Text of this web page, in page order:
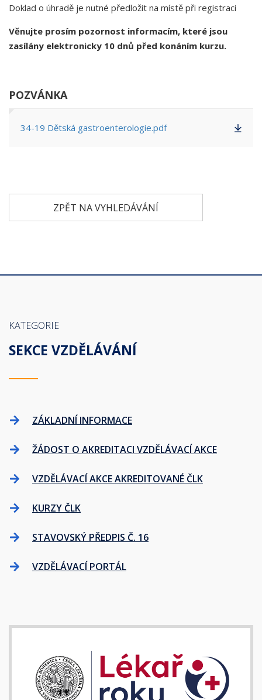
Doklad o úhradě je nutné předložit na místě při registraci
Věnujte prosím pozornost informacím, které jsou
zasílány elektronicky 10 dnů před konáním kurzu.
POZVÁNKA
34-19 Dětská gastroenterologie.pdf
ZPĚT NA VYHLEDÁVÁNÍ
KATEGORIE
SEKCE VZDĚLÁVÁNÍ
ZÁKLADNÍ INFORMACE
ŽÁDOST O AKREDITACI VZDĚLÁVACÍ AKCE
VZDĚLÁVACÍ AKCE AKREDITOVANÉ ČLK
KURZY ČLK
STAVOVSKÝ PŘEDPIS Č. 16
VZDĚLÁVACÍ PORTÁL